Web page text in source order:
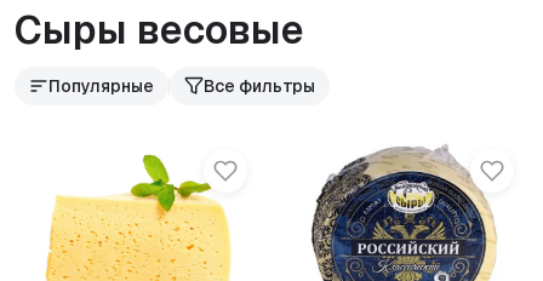
Сыры весовые
Популярные Все фильтры